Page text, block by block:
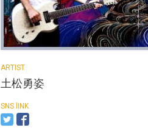
土松勇姿